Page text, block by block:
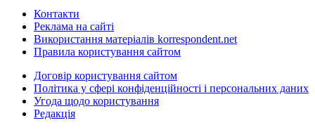
Контакти
Реклама на сайті
Використання матеріалів korrespondent.net
Правила користування сайтом
Договір користування сайтом
Політика у сфері конфіденційності і персональних даних
Угода щодо користування
Редакція